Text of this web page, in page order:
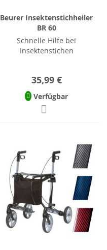
Beurer Insektenstichheiler
BR 60
Schnelle Hilfe bei
Insektenstichen
35,99 €
Verfügbar